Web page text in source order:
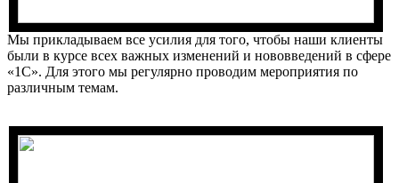
Мы прикладываем все усилия для того, чтобы наши клиенты
были в курсе всех важных изменений и нововведений в сфере
«1С». Для этого мы регулярно проводим мероприятия по
различным темам.